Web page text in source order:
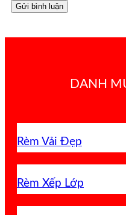
DANH
Rèm Vải Đẹp
Rèm Xếp Lớp